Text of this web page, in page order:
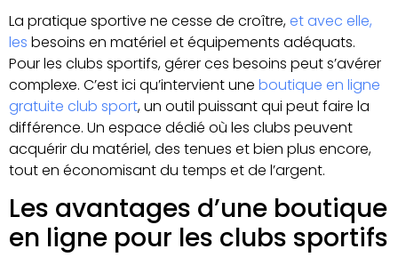
La pratique sportive ne cesse de croître,et avec elle,
les besoins en matériel et équipements adéquats.
Pour les clubs sportifs, gérer ces besoins peut s’avérer
complexe. C’est ici qu’intervient une boutique en ligne
gratuite club sport, un outil puissant qui peut faire la
différence. Un espace dédié où les clubs peuvent
acquérir du matériel, des tenues et bien plus encore,
tout en économisant du temps et de l’argent.
Les avantages d’une boutique
en ligne pour les clubs sportifs